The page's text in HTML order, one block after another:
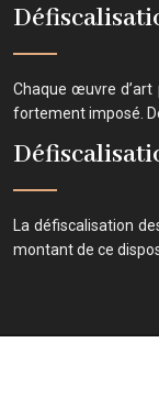
Chaque œuvre d’art
fortement imposé.
La défiscalisation
montant de ce